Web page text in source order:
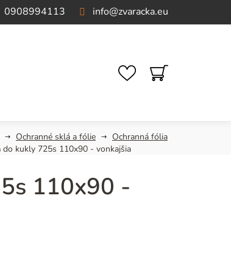
info@zvaracka.eu
0908994113
NÁKUPNÝ
KOŠÍK
Ochranné sklá a fólie
Ochranná fólia
do kukly 725s 110x90 - vonkajšia
110x90 -